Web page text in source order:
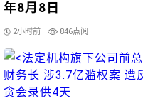
年8月8日
2小时前 846点阅